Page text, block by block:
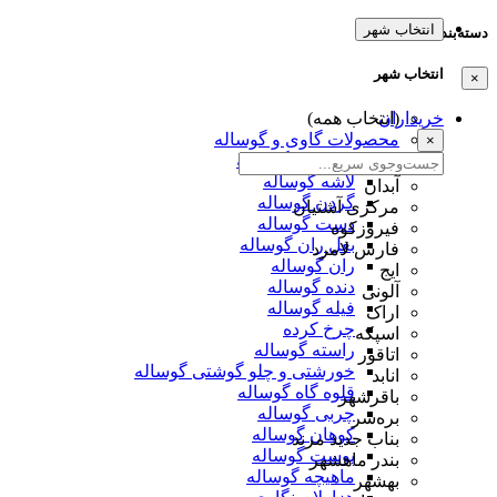
دسته‌بندی‌ها
×
خریداران
محصولات گاوی و گوساله
دمبالیچه گوساله
لاشه گوساله
گردن گوساله
دست گوساله
بغل ران گوساله
ران گوساله
دنده گوساله
فیله گوساله
چرخ کرده
راسته گوساله
خورشتی و چلو گوشتی گوساله
قلوه گاه گوساله
چربی گوساله
کوهان گوساله
پوست گوساله
ماهیچه گوساله
انتخاب شهر
انتخاب شهر
(انتخاب همه)
×
آبدان
مرکزی آشتیان
فیروزکوه
فارس لامرد
ایج
آلونی
اراک
اسپکه
اتاقور
انابد
باقرشهر
بره‌سر
بناب جدید مرند
بندر ماهشهر
بهشهر